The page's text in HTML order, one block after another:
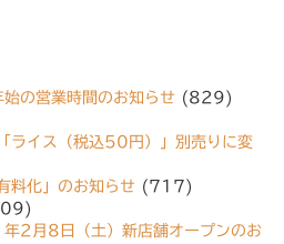
の営業時間のお知らせ (829)
ライス（税込50円）」別売りに変
料化」のお知らせ (717)
2月8日（土）新店舗オープンのお